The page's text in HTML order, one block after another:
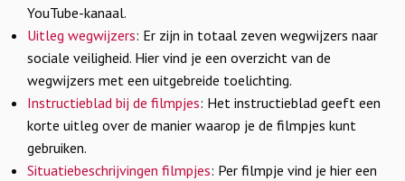
YouTube-kanaal.
Uitleg wegwijzers: Er zijn in totaal zeven wegwijzers naar
sociale veiligheid. Hier vind je een overzicht van de
wegwijzers met een uitgebreide toelichting.
Instructieblad bij de filmpjes: Het instructieblad geeft een
korte uitleg over de manier waarop je de filmpjes kunt
gebruiken.
Situatiebeschrijvingen filmpjes: Per filmpje vind je hier een